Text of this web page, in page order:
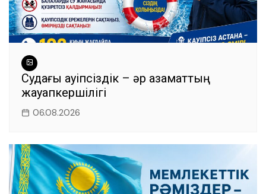
Судағы қауіпсіздік – әр азаматтың
жауапкершілігі
06.08.2026